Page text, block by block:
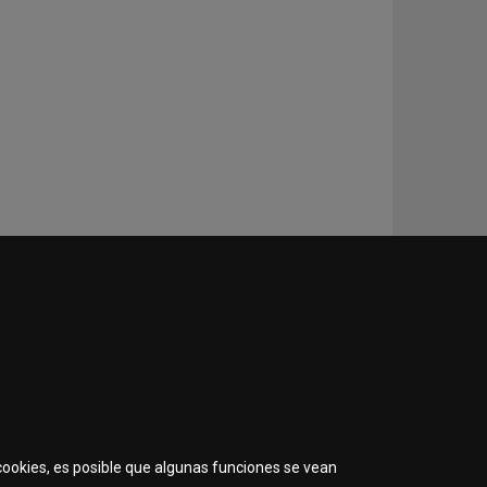
es posible que algunas funciones se vean